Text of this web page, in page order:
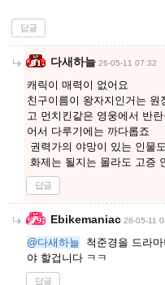
답글
다새하늘 26-05-11 07:32
캐릭이 매력이 없어요
친구이름이 왕자지인거는
고 먼치킨같은 영웅에서 반
어서 다루기에는 까다롭죠
권력가의 야망이 있는 인물
화제는 될지는 몰라도 고증
답글
Ebikemaniac 26-05-11
@다새하늘 척준경을 드라
야 할겁니다 ㅋㅋ
답글